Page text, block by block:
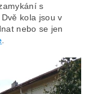
s
kola jsou v
nebo se jen